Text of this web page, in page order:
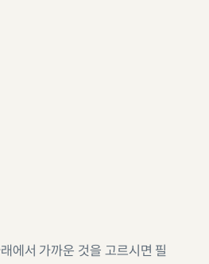
에서 가까운 것을 고르시면 필